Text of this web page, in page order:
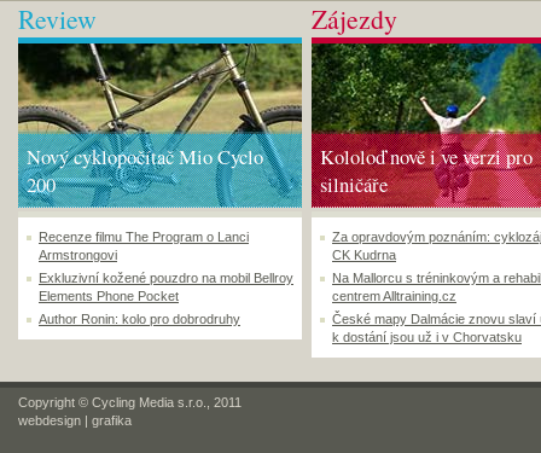
Review
Nový cyklopočítač Mio Cyclo
200
Recenze filmu The Program o Lanci
Armstrongovi
Exkluzivní kožené pouzdro na mobil Bellroy
Elements Phone Pocket
Author Ronin: kolo pro dobrodruhy
Zájezdy
Kololoď nově i ve verzi pro
silničáře
Za opravdovým poznáním:
CK Kudrna
Na Mallorcu s tréninkovým a
centrem Alltraining.cz
České mapy Dalmácie znovu slaví
k dostání jsou už i v Chorvatsku
Copyright © Cycling Media s.r.o., 2011
webdesign | grafika